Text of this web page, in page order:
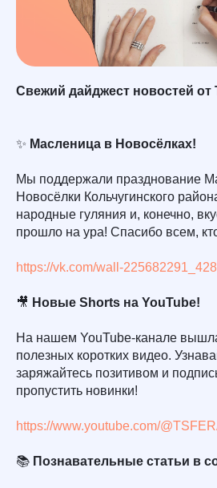
Свежий дайджест новостей
✨ Масленица в Новосёлках!
Мы поддержали празднование
Новосёлки Кольчугинского
народные гуляния и, конечно,
прошло на ура! Спасибо всем,
https://vk.com/wall-225682291_428
🎥 Новые Shorts на YouTube!
На нашем YouTube-канале
полезных коротких видео.
заряжайтесь позитивом и
пропустить новинки!
https://www.youtube.com/
📚 Познавательные статьи в